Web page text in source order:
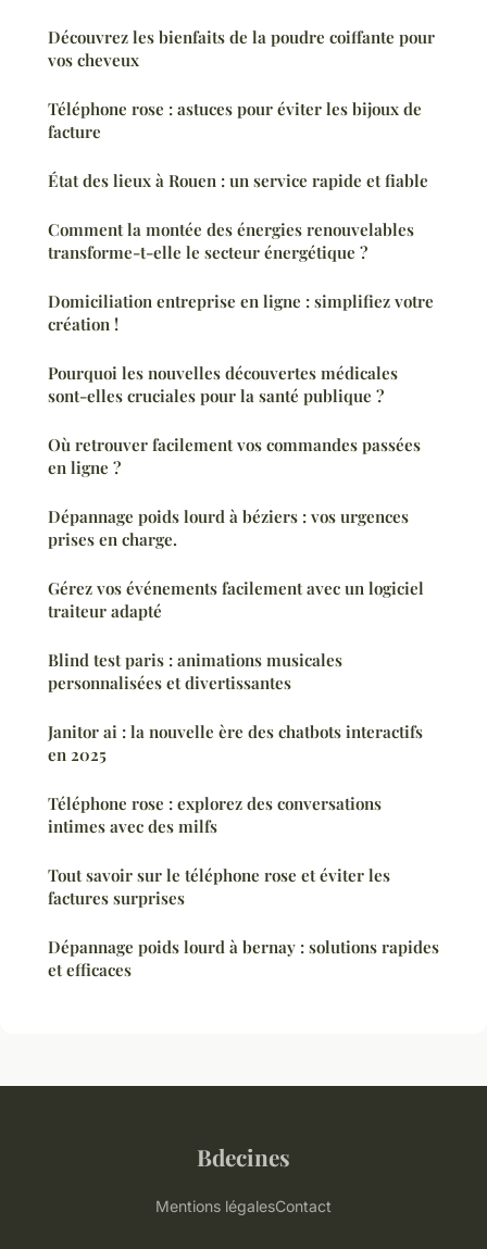
Découvrez les bienfaits de la poudre coiffante pour
vos cheveux
Téléphone rose : astuces pour éviter les bijoux de
facture
État des lieux à Rouen : un service rapide et fiable
Comment la montée des énergies renouvelables
transforme-t-elle le secteur énergétique ?
Domiciliation entreprise en ligne : simplifiez votre
création !
Pourquoi les nouvelles découvertes médicales
sont-elles cruciales pour la santé publique ?
Où retrouver facilement vos commandes passées
en ligne ?
Dépannage poids lourd à béziers : vos urgences
prises en charge.
Gérez vos événements facilement avec un logiciel
traiteur adapté
Blind test paris : animations musicales
personnalisées et divertissantes
Janitor ai : la nouvelle ère des chatbots interactifs
en 2025
Téléphone rose : explorez des conversations
intimes avec des milfs
Tout savoir sur le téléphone rose et éviter les
factures surprises
Dépannage poids lourd à bernay : solutions rapides
et efficaces
Bdecines
Mentions légalesContact